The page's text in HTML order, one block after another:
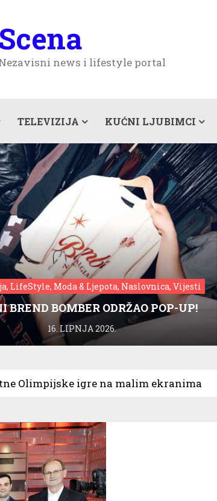
Scena
news i lifestyle portal
TELEVIZIJA KUĆNI LJUBIMCI
LifeStyle, Moda & Ljepota, Naslovnica, Vijesti
BREND BOMBER ODRŽAO POP-UP!
16. LIPNJA 2026.
Olimpijske igre na malim ekranima